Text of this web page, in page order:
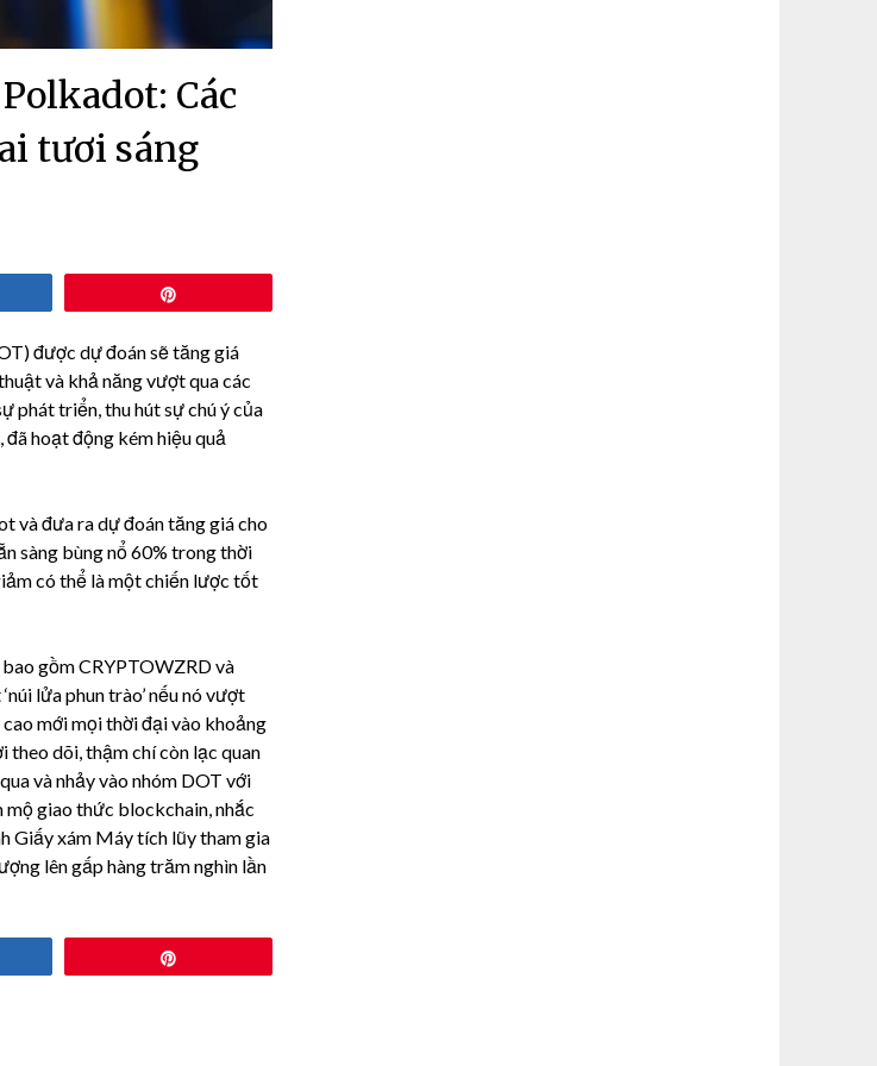
Các
tươi sáng
được dự đoán sẽ tăng giá
và khả năng vượt qua các
phát triển, thu hút sự chú ý của
đã hoạt động kém hiệu quả
và đưa ra dự đoán tăng giá cho
sàng bùng nổ 60% trong thời
có thể là một chiến lược tốt
gồm CRYPTOWZRD và
lửa phun trào’ nếu nó vượt
mới mọi thời đại vào khoảng
theo dõi, thậm chí còn lạc quan
và nhảy vào nhóm DOT với
mộ giao thức blockchain, nhắc
Giấy xám Máy tích lũy tham gia
lên gấp hàng trăm nghìn lần